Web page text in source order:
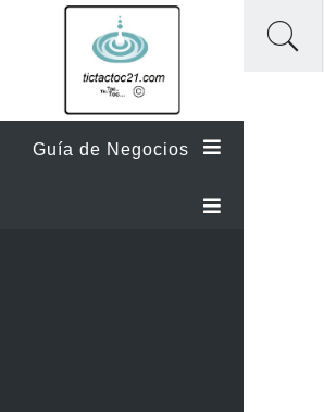
Guía de Negocios